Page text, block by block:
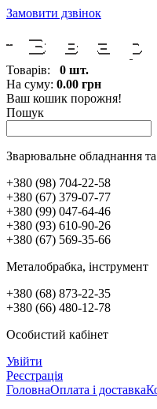
Замовити дзвінок
Товарів: 0 шт.
На суму: 0.00 грн
Ваш кошик порожня!
Пошук
Зварювальне обладнання та
+380 (98) 704-22-58
+380 (67) 379-07-77
+380 (99) 047-64-46
+380 (93) 610-90-26
+380 (67) 569-35-66
Металобрабка, інcтрумент
+380 (68) 873-22-35
+380 (66) 480-12-78
Особистий кабінет
Увійти
Реєстрація
ГоловнаОплата і доставка